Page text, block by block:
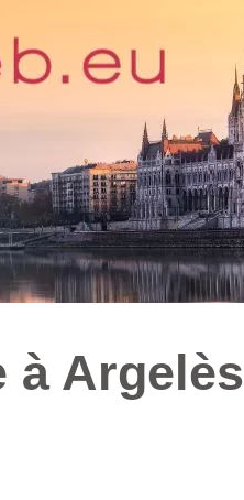
à Argelès